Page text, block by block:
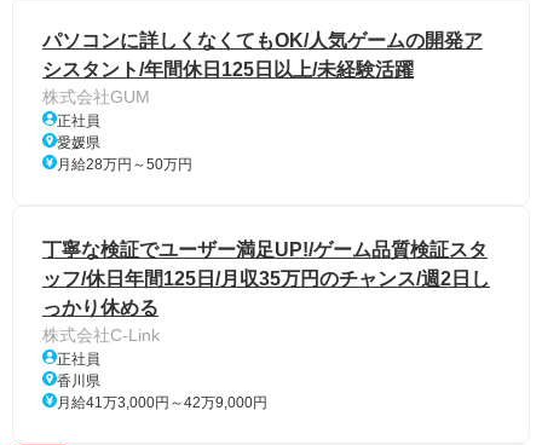
パソコンに詳しくなくてもOK/人気ゲームの開発ア
シスタント/年間休日125日以上/未経験活躍
株式会社GUM
正社員
愛媛県
月給28万円～50万円
丁寧な検証でユーザー満足UP!/ゲーム品質検証スタ
ッフ/休日年間125日/月収35万円のチャンス/週2日し
っかり休める
株式会社C-Link
正社員
香川県
月給41万3,000円～42万9,000円